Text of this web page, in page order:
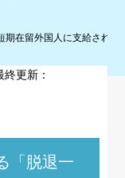
期在留外国人に支給され
更新：
「脱退一